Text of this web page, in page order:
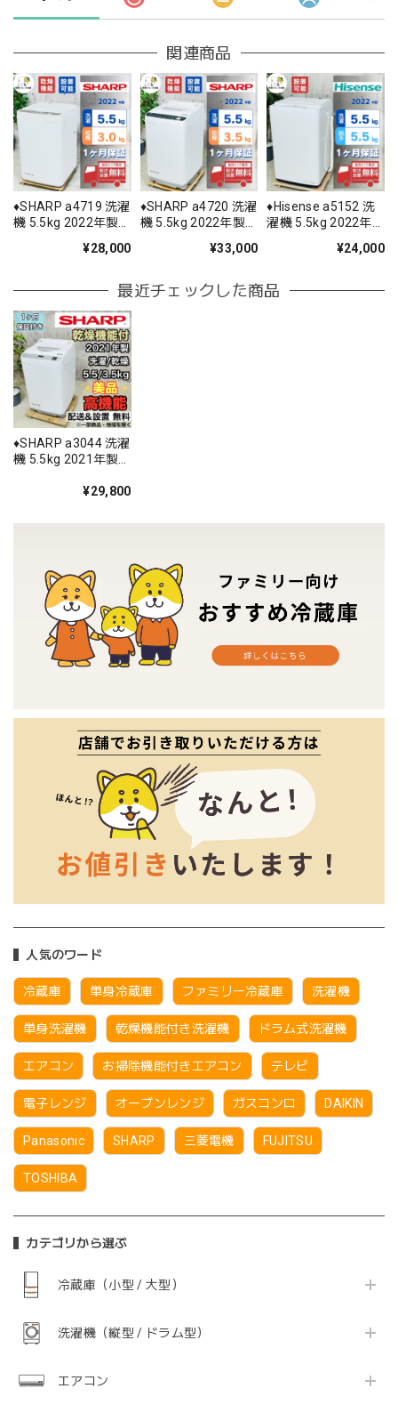
人気のワード
冷蔵庫 単身冷蔵庫 ファミリー冷蔵庫 洗濯機
単身洗濯機 乾燥機能付き洗濯機 ドラム式洗濯機
エアコン お掃除機能付きエアコン テレビ
電子レンジ オーブンレンジ ガスコンロ DAIKIN
Panasonic SHARP 三菱電機 FUJITSU
TOSHIBA
カテゴリから選ぶ
冷蔵庫（小型 / 大型）
洗濯機（縦型 / ドラム型）
エアコン
関連商品
♦️SHARP a4719 洗濯
機 5.5kg 2022年製
¥28,000
♦️SHARP a4720 洗濯
機 5.5kg 2022年製
¥33,000
♦️Hisense a5152 洗
濯機 5.5kg 2022年
¥24,000
最近チェックした商品
♦️SHARP a3044 洗濯
機 5.5kg 2021年製
¥29,800